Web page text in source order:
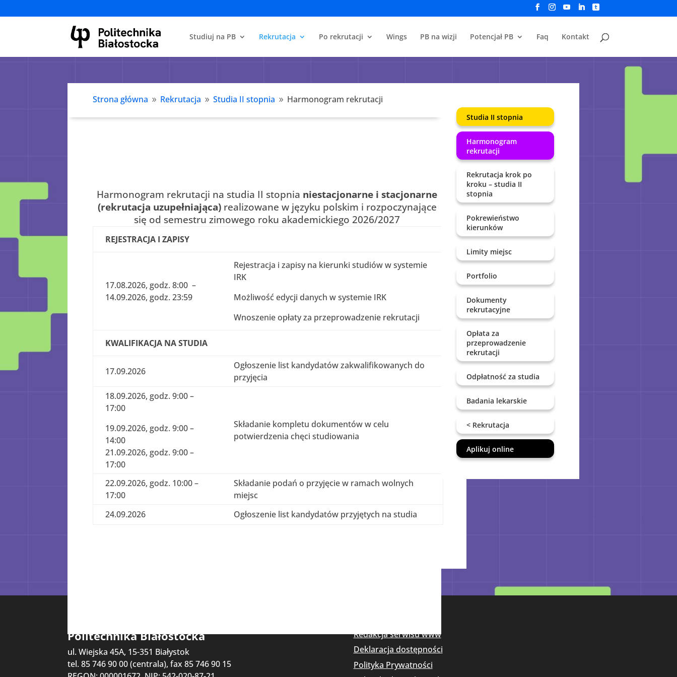
Studiuj na PB Rekrutacja Po rekrutacji Wings PB na wizji Potencjał PB Faq Kontakt
Strona główna 9 Rekrutacja 9 Studia II stopnia 9 Harmonogram rekrutacji
Harmonogram rekrutacji na studia II stopnia niestacjonarne i stacjonarne
(rekrutacja uzupełniająca)realizowane w języku polskim i rozpoczynające
się od semestru zimowego roku akademickiego 2026/2027
REJESTRACJA I ZAPISY
17.08.2026, godz. 8:00 –
14.09.2026, godz. 23:59
Rejestracja i zapisy na kierunki studiów w systemie
IRK
Możliwość edycji danych w systemie IRK
Wnoszenie opłaty za przeprowadzenie rekrutacji
KWALIFIKACJA NA STUDIA
17.09.2026
Ogłoszenie list kandydatów zakwalifikowanych do
przyjęcia
18.09.2026, godz. 9:00 –
17:00
19.09.2026, godz. 9:00 –
14:00
21.09.2026, godz. 9:00 –
17:00
Składanie kompletu dokumentów w celu
potwierdzenia chęci studiowania
22.09.2026, godz. 10:00 –
17:00
Składanie podań o przyjęcie w ramach wolnych
miejsc
24.09.2026
Ogłoszenie list kandydatów przyjętych na studia​
Studia II stopnia
Harmonogram
rekrutacji
Rekrutacja krok po
kroku – studia II
stopnia
Pokrewieństwo
kierunków
Limity miejsc
Portfolio
Dokumenty
rekrutacyjne
Opłata za
przeprowadzenie
rekrutacji
Odpłatność za studia
Badania lekarskie
< Rekrutacja
Aplikuj online
Politechnika Białostocka
ul. Wiejska 45A, 15-351 Białystok
tel. 85 746 90 00 (centrala), fax 85 746 90 15
Redakcja serwisu www
Deklaracja dostępności
Polityka Prywatności